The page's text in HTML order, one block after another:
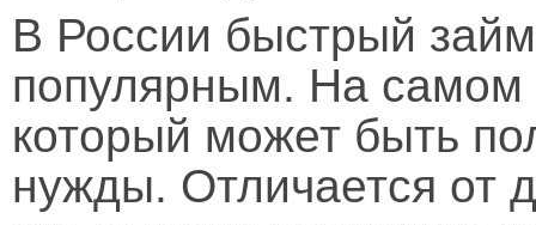
В России быстрый
популярным. На самом
который может быть
нужды. Отличается от